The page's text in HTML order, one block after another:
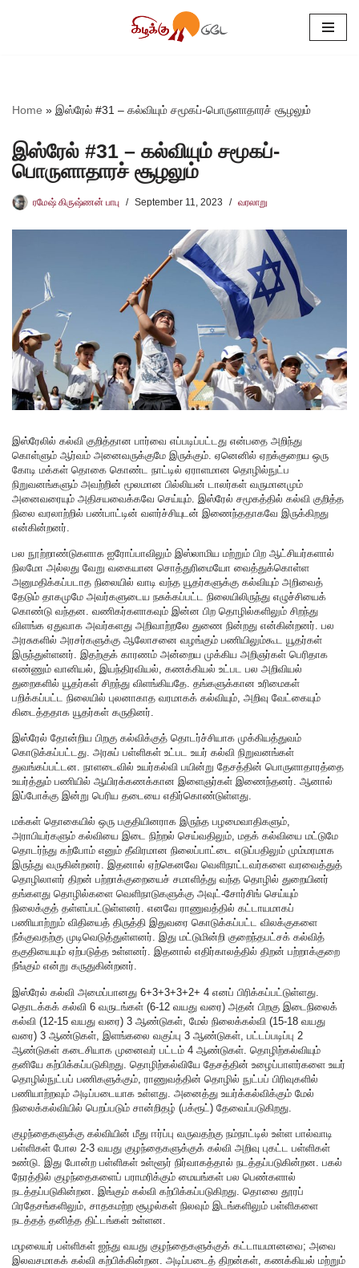
Home » இஸ்ரேல் #31 – கல்வியும் சமூகப்-பொருளாதாரச் சூழலும்
இஸ்ரேல் #31 – கல்வியும் சமூகப்-
பொருளாதாரச் சூழலும்
ரமேஷ் கிருஷ்ணன் பாபு September 11, 2023 வரலாறு
இஸ்ரேலில் கல்வி குறித்தான பார்வை எப்படிப்பட்டது என்பதை அறிந்து
கொள்ளும் ஆர்வம் அனைவருக்குமே இருக்கும். ஏனெனில் ஏறக்குறைய ஒரு
கோடி மக்கள் தொகை கொண்ட நாட்டில் ஏராளமான தொழில்நுட்ப
நிறுவனங்களும் அவற்றின் மூலமான பில்லியன் டாலர்கள் வருமானமும்
அனைவரையும் அதிசயவைக்கவே செய்யும். இஸ்ரேல் சமூகத்தில் கல்வி குறித்த
நிலை வரலாற்றில் பண்பாட்டின் வளர்ச்சியுடன் இணைந்ததாகவே இருக்கிறது
என்கின்றனர்.
பல நூற்றாண்டுகளாக ஐரோப்பாவிலும் இஸ்லாமிய மற்றும் பிற ஆட்சியர்களால்
நிலமோ அல்லது வேறு வகையான சொத்துரிமையோ வைத்துக்கொள்ள
அனுமதிக்கப்படாத நிலையில் வாடி வந்த யூதர்களுக்கு கல்வியும் அறிவைத்
தேடும் தாகமுமே அவர்களுடைய நசுக்கப்பட்ட நிலையிலிருந்து எழுச்சியைக்
கொண்டு வந்தன. வணிகர்களாகவும் இன்ன பிற தொழில்களிலும் சிறந்து
விளங்க ஏதுவாக அவர்களது அறிவாற்றலே துணை நின்றது என்கின்றனர். பல
அரசுகளில் அரசர்களுக்கு ஆலோசனை வழங்கும் பணியிலும்கூட யூதர்கள்
இருந்துள்ளனர். இதற்குக் காரணம் அன்றைய முக்கிய அறிஞர்கள் பெரிதாக
எண்ணும் வானியல், இயந்திரவியல், கணக்கியல் உட்பட பல அறிவியல்
துறைகளில் யூதர்கள் சிறந்து விளங்கியதே. தங்களுக்கான உரிமைகள்
பறிக்கப்பட்ட நிலையில் புலனாகாத வரமாகக் கல்வியும், அறிவு வேட்கையும்
கிடைத்ததாக யூதர்கள் கருதினர்.
இஸ்ரேல் தோன்றிய பிறகு கல்விக்குத் தொடர்ச்சியாக முக்கியத்துவம்
கொடுக்கப்பட்டது. அரசுப் பள்ளிகள் உட்பட உயர் கல்வி நிறுவனங்கள்
துவங்கப்பட்டன. நாளடைவில் உயர்கல்வி பயின்று தேசத்தின் பொருளாதாரத்தை
உயர்த்தும் பணியில் ஆயிரக்கணக்கான இளைஞர்கள் இணைந்தனர். ஆனால்
இப்போக்கு இன்று பெரிய தடையை எதிர்கொண்டுள்ளது.
மக்கள் தொகையில் ஒரு பகுதியினராக இருந்த பழமைவாதிகளும்,
அராபியர்களும் கல்வியை இடை நிற்றல் செய்வதிலும், மதக் கல்வியை மட்டுமே
தொடர்ந்து கற்போம் எனும் தீவிரமான நிலைப்பாட்டை எடுப்பதிலும் மும்மரமாக
இருந்து வருகின்றனர். இதனால் ஏற்கெனவே வெளிநாட்டவர்களை வரவைத்துத்
தொழிலாளர் திறன் பற்றாக்குறையைச் சமாளித்து வந்த தொழில் துறையினர்
தங்களது தொழில்களை வெளிநாடுகளுக்கு அவுட்-சோர்சிங் செய்யும்
நிலைக்குத் தள்ளப்பட்டுள்ளனர். எனவே ராணுவத்தில் கட்டாயமாகப்
பணியாற்றும் விதியைத் திருத்தி இதுவரை கொடுக்கப்பட்ட விலக்குகளை
நீக்குவதற்கு முடிவெடுத்துள்ளனர். இது மட்டுமின்றி குறைந்தபட்சக் கல்வித்
தகுதியையும் ஏற்படுத்த உள்ளனர். இதனால் எதிர்காலத்தில் திறன் பற்றாக்குறை
நீங்கும் என்று கருதுகின்றனர்.
இஸ்ரேல் கல்வி அமைப்பானது 6+3+3+3+2+ 4 எனப் பிரிக்கப்பட்டுள்ளது.
தொடக்கக் கல்வி 6 வருடங்கள் (6-12 வயது வரை) அதன் பிறகு இடைநிலைக்
கல்வி (12-15 வயது வரை) 3 ஆண்டுகள், மேல் நிலைக்கல்வி (15-18 வயது
வரை) 3 ஆண்டுகள், இளங்கலை வகுப்பு 3 ஆண்டுகள், பட்டப்படிப்பு 2
ஆண்டுகள் கடைசியாக முனைவர் பட்டம் 4 ஆண்டுகள். தொழிற்கல்வியும்
தனியே கற்பிக்கப்படுகிறது. தொழிற்கல்வியே தேசத்தின் உழைப்பாளர்களை உயர்
தொழில்நுட்பப் பணிகளுக்கும், ராணுவத்தின் தொழில் நுட்பப் பிரிவுகளில்
பணியாற்றவும் அடிப்படையாக உள்ளது. அனைத்து உயர்க்கல்விக்கும் மேல்
நிலைக்கல்வியில் பெறப்படும் சான்றிதழ் (பக்ரூட்) தேவைப்படுகிறது.
குழந்தைகளுக்கு கல்வியின் மீது ஈர்ப்பு வருவதற்கு நம்நாட்டில் உள்ள பால்வாடி
பள்ளிகள் போல 2-3 வயது குழந்தைகளுக்குக் கல்வி அறிவு புகட்ட பள்ளிகள்
உண்டு. இது போன்ற பள்ளிகள் உள்ளூர் நிர்வாகத்தால் நடத்தப்படுகின்றன. பகல்
நேரத்தில் குழந்தைகளைப் பராமரிக்கும் மையங்கள் பல பெண்களால்
நடத்தப்படுகின்றன. இங்கும் கல்வி கற்பிக்கப்படுகிறது. தொலை தூரப்
பிரதேசங்களிலும், சாதகமற்ற சூழல்கள் நிலவும் இடங்களிலும் பள்ளிகளை
நடத்தத் தனித்த திட்டங்கள் உள்ளன.
மழலையர் பள்ளிகள் ஐந்து வயது குழந்தைகளுக்குக் கட்டாயமானவை; அவை
இலவசமாகக் கல்வி கற்பிக்கின்றன. அடிப்படைத் திறன்கள், கணக்கியல் மற்றும்